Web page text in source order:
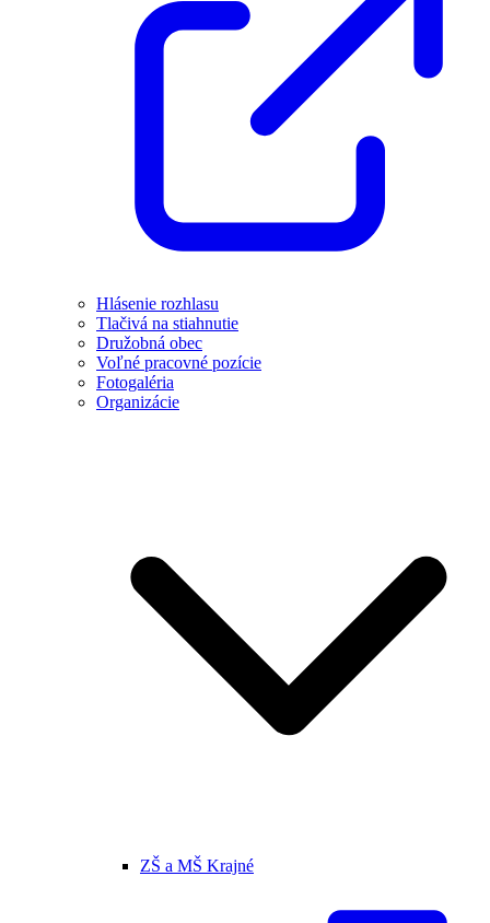
Hlásenie rozhlasu
Tlačivá na stiahnutie
Družobná obec
Voľné pracovné pozície
Fotogaléria
Organizácie
ZŠ a MŠ Krajné